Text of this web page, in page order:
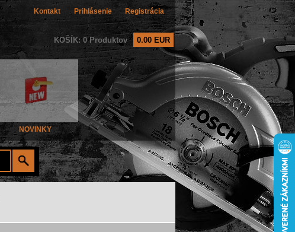
Kontakt Prihlásenie Registrácia
KOŠÍK: 0 Produktov 0.00 EUR
NOVINKY